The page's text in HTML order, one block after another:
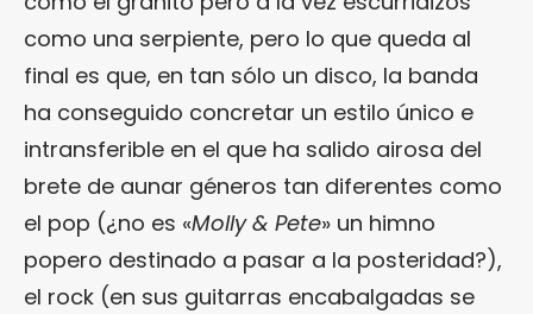
como una serpiente, pero lo que queda al
final es que, en tan sólo un disco, la banda
ha conseguido concretar un estilo único e
intransferible en el que ha salido airosa del
brete de aunar géneros tan diferentes como
el pop (¿no es «Molly & Pete» un himno
popero destinado a pasar a la posteridad?),
el rock (en sus guitarras encabalgadas se